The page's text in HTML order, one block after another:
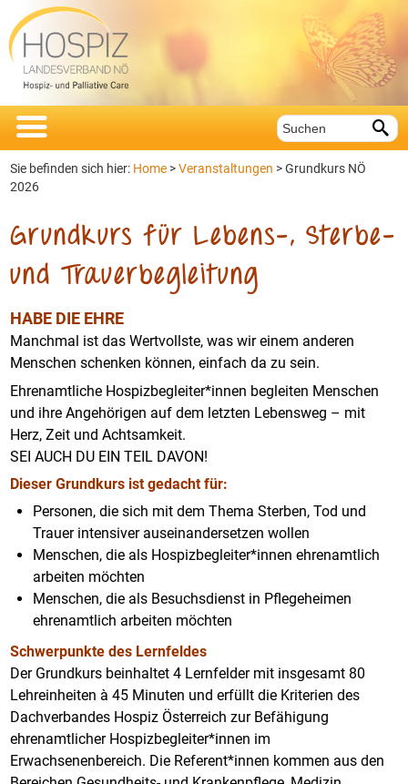
 
Sie befinden sich hier: Home >Veranstaltungen >Grundkurs NÖ
2026
Grundkurs für Lebens-, Sterbe-
und Trauerbegleitung
HABE DIE EHRE
Manchmal ist das Wertvollste, was wir einem anderen
Menschen schenken können, einfach da zu sein.
Ehrenamtliche Hospizbegleiter*innen begleiten Menschen
und ihre Angehörigen auf dem letzten Lebensweg – mit
Herz, Zeit und Achtsamkeit.
SEI AUCH DU EIN TEIL DAVON!
Dieser Grundkurs ist gedacht für:
Personen, die sich mit dem Thema Sterben, Tod und
Trauer intensiver auseinandersetzen wollen
Menschen, die als Hospizbegleiter*innen ehrenamtlich
arbeiten möchten
Menschen, die als Besuchsdienst in Pflegeheimen
ehrenamtlich arbeiten möchten
Schwerpunkte des Lernfeldes
Der Grundkurs beinhaltet 4 Lernfelder mit insgesamt 80
Lehreinheiten à 45 Minuten und erfüllt die Kriterien des
Dachverbandes Hospiz Österreich zur Befähigung
ehrenamtlicher Hospizbegleiter*innen im
Erwachsenenbereich. Die Referent*innen kommen aus den